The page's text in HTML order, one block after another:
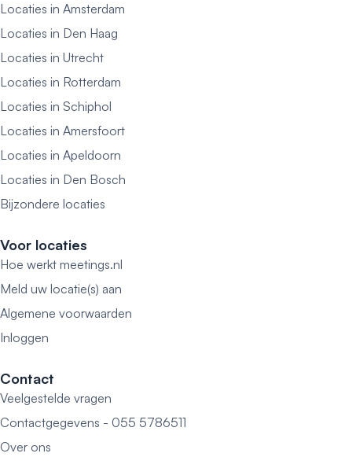
Locaties in Amsterdam
Locaties in Den Haag
Locaties in Utrecht
Locaties in Rotterdam
Locaties in Schiphol
Locaties in Amersfoort
Locaties in Apeldoorn
Locaties in Den Bosch
Bijzondere locaties
Voor locaties
Hoe werkt meetings.nl
Meld uw locatie(s) aan
Algemene voorwaarden
Inloggen
Contact
Veelgestelde vragen
Contactgegevens - 055 5786511
Over ons